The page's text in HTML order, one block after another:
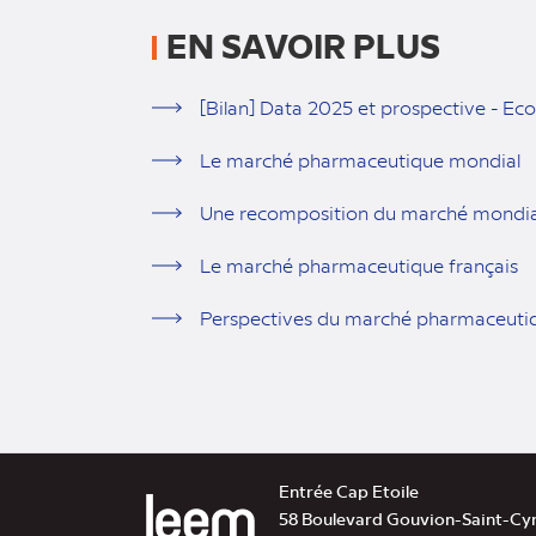
EN SAVOIR PLUS
[Bilan] Data 2025 et prospective -
Le marché pharmaceutique mondial
Une recomposition du marché
Le marché pharmaceutique français
Perspectives du marché
Entrée Cap Etoile
58 Boulevard Gouvion-Saint-